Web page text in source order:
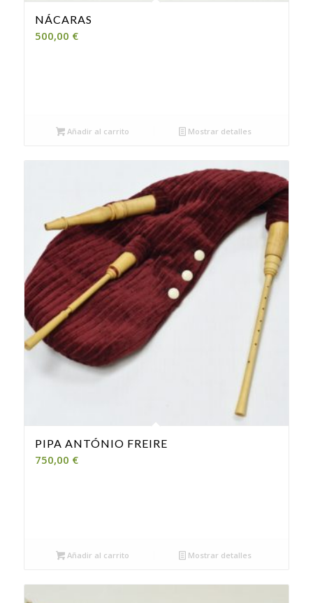
NÁCARAS
500,00 €
Añadir al carrito Mostrar detalles
PIPA ANTÓNIO FREIRE
750,00 €
Añadir al carrito Mostrar detalles